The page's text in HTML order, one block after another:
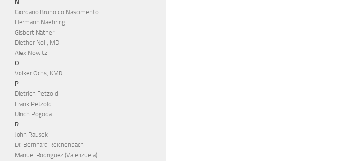
N
Giordano Bruno do Nascimento
Hermann Naehring
Gisbert Näther
Diether Noll, MD
Alex Nowitz
O
Volker Ochs, KMD
P
Dietrich Petzold
Frank Petzold
Ulrich Pogoda
R
John Rausek
Dr. Bernhard Reichenbach
Manuel Rodriguez (Valenzuela)